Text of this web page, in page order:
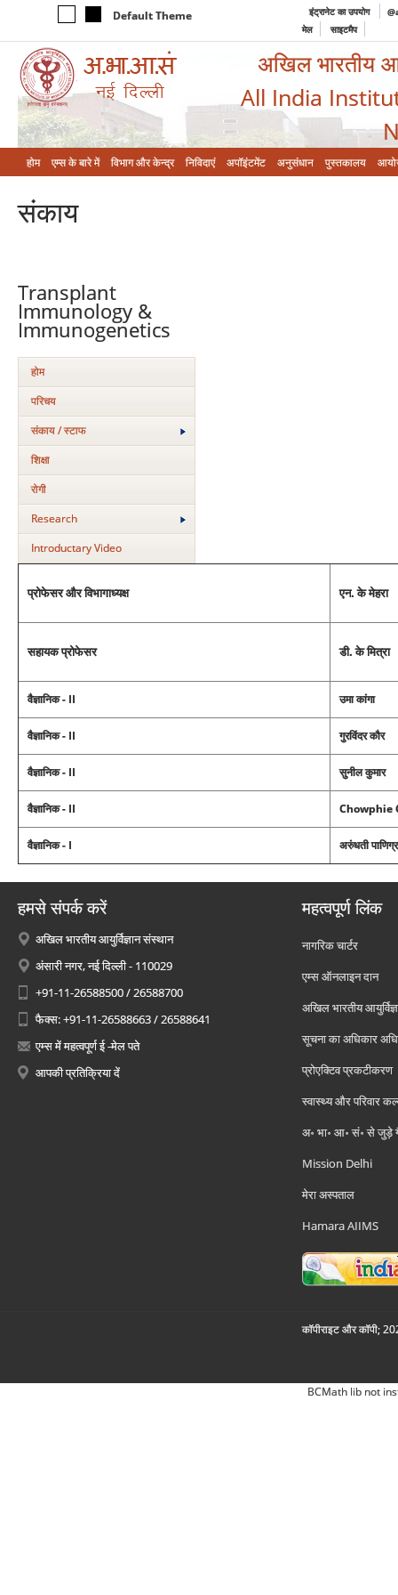
Default Theme इंट्रानेट का उपयोग
मेल
साइटमैप
अखिल भारतीय
All India
होम एम्‍स के बारे में विभाग और केन्‍द्र निविदाएं अपॉइंटमेंट अनुसंधान पुस्तकालय
संकाय
Transplant
Immunology &
Immunogenetics
होम
परिचय
संकाय / स्टाफ
शिक्षा
रोगी
Research
Introductary Video
प्रोफेसर और विभागाध्‍यक्ष एन. के मेहरा
सहायक प्रोफेसर डी. के मित्रा
वैज्ञानिक - II उमा कांगा
वैज्ञानिक - II गुरविंदर कौर
वैज्ञानिक - II सुनील कुमार
वैज्ञानिक - II Chowphie
वैज्ञानिक - I अरुंधती
हमसे संपर्क करें
अखिल भारतीय आयुर्विज्ञान संस्थान
अंसारी नगर, नई दिल्ली - 110029
+91-11-26588500 / 26588700
फैक्स: +91-11-26588663 / 26588641
एम्स में महत्वपूर्ण ई -मेल पते
आपकी प्रतिक्रिया दें
महत्वपूर्ण लिंक
नागरिक चार्टर
एम्स ऑनलाइन दान
अखिल भारतीय
सूचना का अधिकार
प्रोएक्टिव प्रकटीकरण
स्वास्थ्य और परिवार
अ॰ भा॰ आ॰ सं॰ से जुड़े
Mission Delhi
मेरा अस्पताल
Hamara AIIMS
कॉपीराइट और कॉपी;
BCMath lib not